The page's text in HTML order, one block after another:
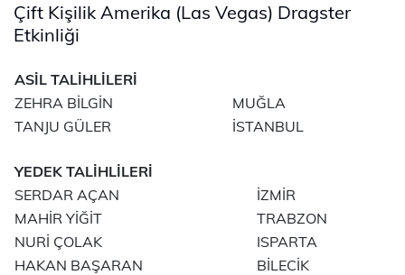
Çift Kişilik Amerika (Las Vegas) Dragster
Etkinliği
ASİL TALİHLİLERİ
ZEHRA BİLGİN
MUĞLA
TANJU GÜLER
İSTANBUL
YEDEK TALİHLİLERİ
SERDAR AÇAN
İZMİR
MAHİR YİĞİT
TRABZON
NURİ ÇOLAK
ISPARTA
HAKAN BAŞARAN
BİLECİK